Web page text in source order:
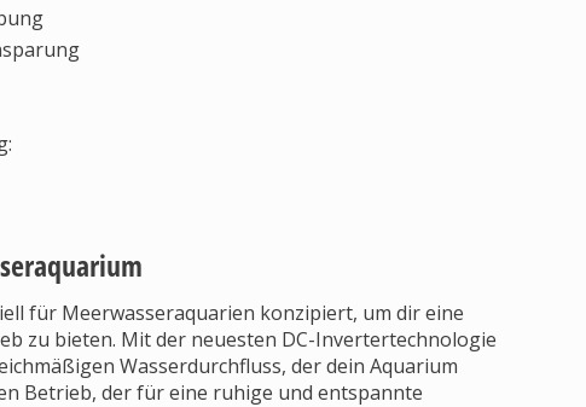
für Meerwasseraquarien konzipiert, um dir eine
zu bieten. Mit der neuesten DC-Invertertechnologie
Wasserdurchfluss, der dein Aquarium
Betrieb, der für eine ruhige und entspannte